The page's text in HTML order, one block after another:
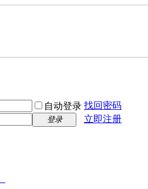
自动登录 找回密码
登录
立即注册